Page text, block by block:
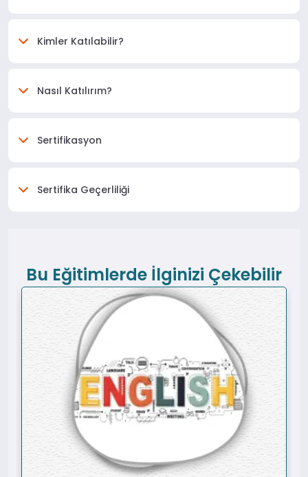
Kimler Katılabilir?
Nasıl Katılırım?
Sertifikasyon
Sertifika Geçerliliği
Bu Eğitimlerde İlginizi Çekebilir